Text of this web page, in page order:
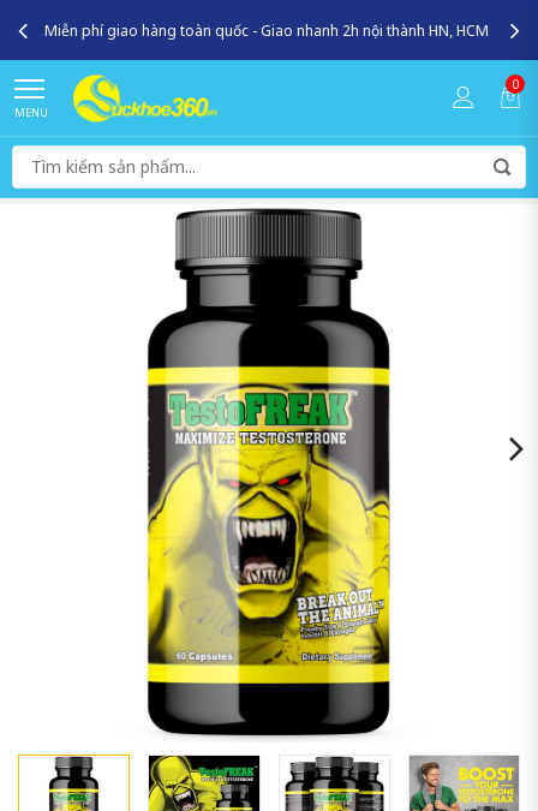
Miễn phí giao hàng toàn quốc - Giao nhanh 2h nội thành HN, HCM
MENU
0